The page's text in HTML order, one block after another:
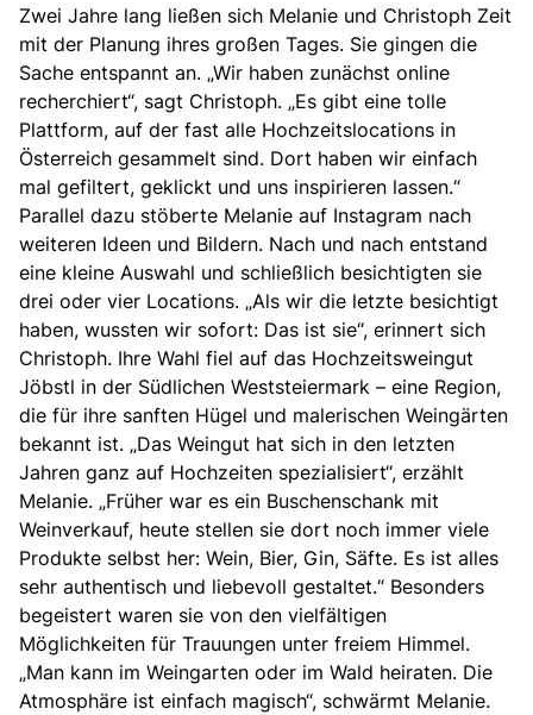
Zwei Jahre lang ließen sich Melanie und Christoph Zeit
mit der Planung ihres großen Tages. Sie gingen die
Sache entspannt an. „Wir haben zunächst online
recherchiert“, sagt Christoph. „Es gibt eine tolle
Plattform, auf der fast alle Hochzeitslocations in
Österreich gesammelt sind. Dort haben wir einfach
mal gefiltert, geklickt und uns inspirieren lassen.“
Parallel dazu stöberte Melanie auf Instagram nach
weiteren Ideen und Bildern. Nach und nach entstand
eine kleine Auswahl und schließlich besichtigten sie
drei oder vier Locations. „Als wir die letzte besichtigt
haben, wussten wir sofort: Das ist sie“, erinnert sich
Christoph. Ihre Wahl fiel auf das Hochzeitsweingut
Jöbstl in der Südlichen Weststeiermark – eine Region,
die für ihre sanften Hügel und malerischen Weingärten
bekannt ist. „Das Weingut hat sich in den letzten
Jahren ganz auf Hochzeiten spezialisiert“, erzählt
Melanie. „Früher war es ein Buschenschank mit
Weinverkauf, heute stellen sie dort noch immer viele
Produkte selbst her: Wein, Bier, Gin, Säfte. Es ist alles
sehr authentisch und liebevoll gestaltet.“ Besonders
begeistert waren sie von den vielfältigen
Möglichkeiten für Trauungen unter freiem Himmel.
„Man kann im Weingarten oder im Wald heiraten. Die
Atmosphäre ist einfach magisch“, schwärmt Melanie.